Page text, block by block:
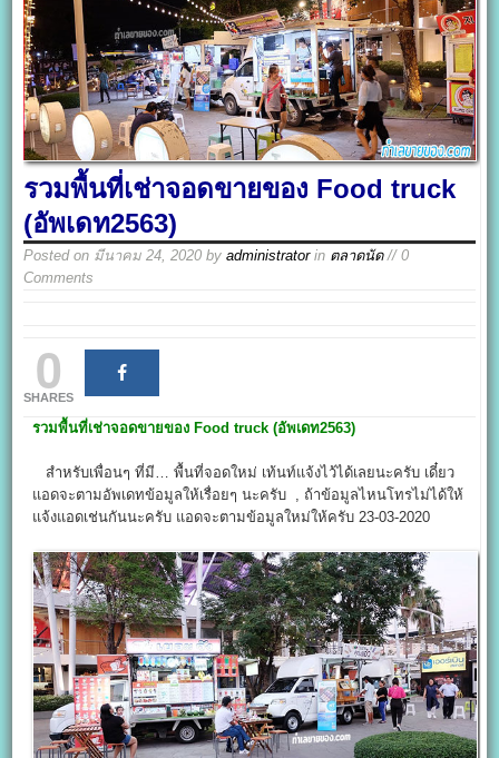
รวมพื้นที่เช่าจอดขายของ Food truck
(อัพเดท2563)
Posted on มีนาคม 24, 2020 byadministratorin ตลาดนัด// 0
Comments
0
SHARES
รวมพื้นที่เช่าจอดขายของ Food truck (อัพเดท2563)
สำหรับเพื่อนๆ ที่มี… พื้นที่จอดใหม่ เท้นท์แจ้งไว้ได้เลยนะครับ เดี๋ยว
แอดจะตามอัพเดทข้อมูลให้เรื่อยๆ นะครับ , ถ้าข้อมูลไหนโทรไม่ได้ให้
แจ้งแอดเช่นกันนะครับ แอดจะตามข้อมูลใหม่ให้ครับ 23-03-2020